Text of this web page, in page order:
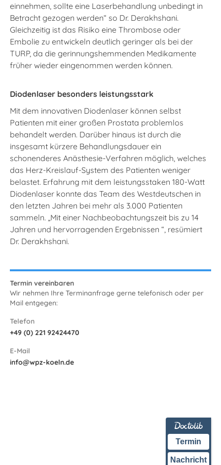
einnehmen, sollte eine Laserbehandlung unbedingt in
Betracht gezogen werden“ so Dr. Derakhshani.
Gleichzeitig ist das Risiko eine Thrombose oder
Embolie zu entwickeln deutlich geringer als bei der
TURP, da die gerinnungshemmenden Medikamente
früher wieder eingenommen werden können.
Diodenlaser besonders leistungsstark
Mit dem innovativen Diodenlaser können selbst
Patienten mit einer großen Prostata problemlos
behandelt werden. Darüber hinaus ist durch die
insgesamt kürzere Behandlungsdauer ein
schonenderes Anästhesie-Verfahren möglich, welches
das Herz-Kreislauf-System des Patienten weniger
belastet. Erfahrung mit dem leistungsstaken 180-Watt
Diodenlaser konnte das Team des Westdeutschen in
den letzten Jahren bei mehr als 3.000 Patienten
sammeln. „Mit einer Nachbeobachtungszeit bis zu 14
Jahren und hervorragenden Ergebnissen “, resümiert
Dr. Derakhshani.
Termin vereinbaren
Wir nehmen Ihre Terminanfrage gerne telefonisch oder per
Mail entgegen:
Telefon
+49 (0) 221 92424470
E-Mail
info@wpz-koeln.de
Termin
Nachricht